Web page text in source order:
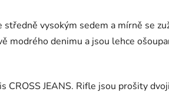
vysokým sedem a mírně se
modrého denimu a jsou lehce
CROSS JEANS. Rifle jsou prošity